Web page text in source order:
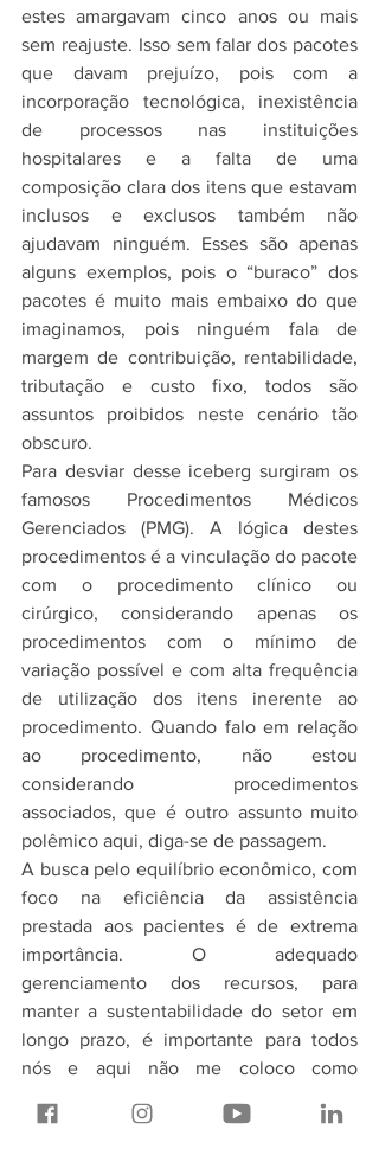
estes amargavam cinco anos ou mais
sem reajuste. Isso sem falar dos pacotes
que davam prejuízo, pois com a
incorporação tecnológica, inexistência
de processos nas instituições
hospitalares e a falta de uma
composição clara dos itens que estavam
inclusos e exclusos também não
ajudavam ninguém. Esses são apenas
alguns exemplos, pois o “buraco” dos
pacotes é muito mais embaixo do que
imaginamos, pois ninguém fala de
margem de contribuição, rentabilidade,
tributação e custo fixo, todos são
assuntos proibidos neste cenário tão
obscuro.
Para desviar desse iceberg surgiram os
famosos Procedimentos Médicos
Gerenciados (PMG). A lógica destes
procedimentos é a vinculação do pacote
com o procedimento clínico ou
cirúrgico, considerando apenas os
procedimentos com o mínimo de
variação possível e com alta frequência
de utilização dos itens inerente ao
procedimento. Quando falo em relação
ao procedimento, não estou
considerando procedimentos
associados, que é outro assunto muito
polêmico aqui, diga-se de passagem.
A busca pelo equilíbrio econômico, com
foco na eficiência da assistência
prestada aos pacientes é de extrema
importância. O adequado
gerenciamento dos recursos, para
manter a sustentabilidade do setor em
longo prazo, é importante para todos
nós e aqui não me coloco como
preocupação é comigo, com a minha